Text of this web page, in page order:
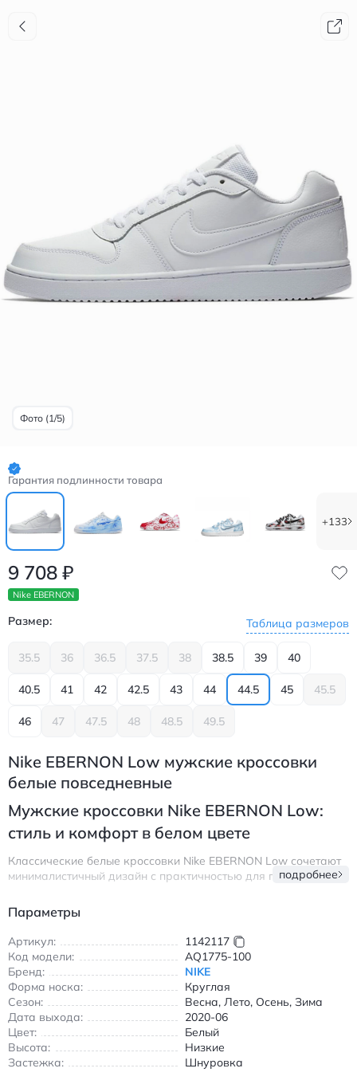
Фото (1/5)
Гарантия подлинности товара
+133
9 708 ₽
Nike EBERNON
Размер: Таблица размеров
35.5 36 36.5 37.5 38 38.5 39 40
40.5 41 42 42.5 43 44 44.5 45 45.5
46 47 47.5 48 48.5 49.5
Nike EBERNON Low мужские кроссовки
белые повседневные
Мужские кроссовки Nike EBERNON Low:
стиль и комфорт в белом цвете
Классические белые кроссовки Nike EBERNON Low сочетают
минималистичный дизайн с практичностью для повседневной
прострочкой, что обеспечивает долговечность и эстетичный
внешний вид. Круглый носок и шнуровка гарантируют
удобную посадку, а резиновая подошва с нескользящим
покрытием обеспечивает надежное сцепление в любых
условиях.
Эти кроссовки подходят для всех сезонов благодаря
универсальному дизайну и качественным материалам. Их
можно носить как с джинсами и шортами в теплое время
года, так и с брюками в прохладную погоду. Легкая
конструкция делает их идеальным выбором для прогулок,
поездок в город или занятий спортом в свободное время.
подробнее
Параметры
Артикул:
1142117
Код модели:
AQ1775-100
Бренд:
NIKE
Форма носка:
Круглая
Сезон:
Весна, Лето, Осень, Зима
Дата выхода:
2020-06
Цвет:
Белый
Высота:
Низкие
Застежка:
Шнуровка